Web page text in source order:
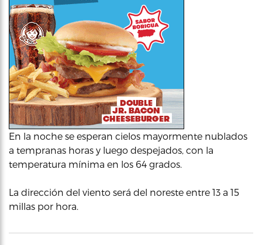
En la noche se esperan cielos mayormente nublados
a tempranas horas y luego despejados, con la
temperatura mínima en los 64 grados.
La dirección del viento será del noreste entre 13 a 15
millas por hora.